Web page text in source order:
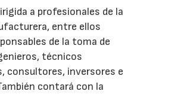
a profesionales de la
entre ellos
de la toma de
técnicos
consultores, inversores e
contará con la